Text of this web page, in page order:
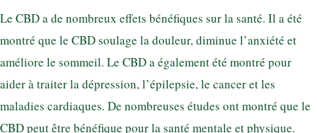
Le CBD a de nombreux effets bénéfiques sur la santé. Il a été
montré que le CBD soulage la douleur, diminue l’anxiété et
améliore le sommeil. Le CBD a également été montré pour
aider à traiter la dépression, l’épilepsie, le cancer et les
maladies cardiaques. De nombreuses études ont montré que le
CBD peut être bénéfique pour la santé mentale et physique.